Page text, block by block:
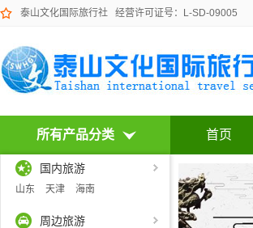
泰山文化国际旅行社 经营许可证号：L-SD-09005
所有产品分类 首页
国内旅游
山东 天津 海南
周边旅游